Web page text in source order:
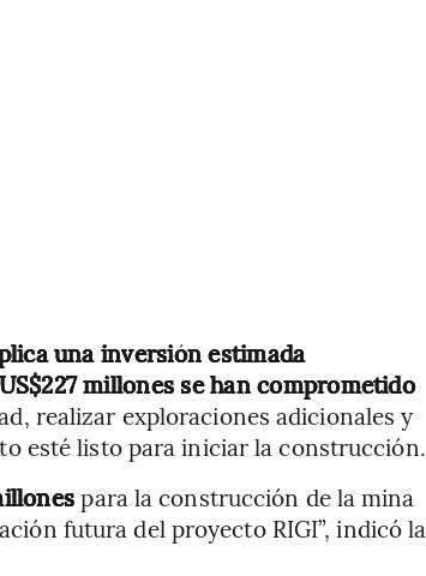
una inversión estimada
millones se han comprometido
realizar exploraciones adicionales y
esté listo para iniciar la construcción.
para la construcción de la mina
futura del proyecto RIGI”, indicó la